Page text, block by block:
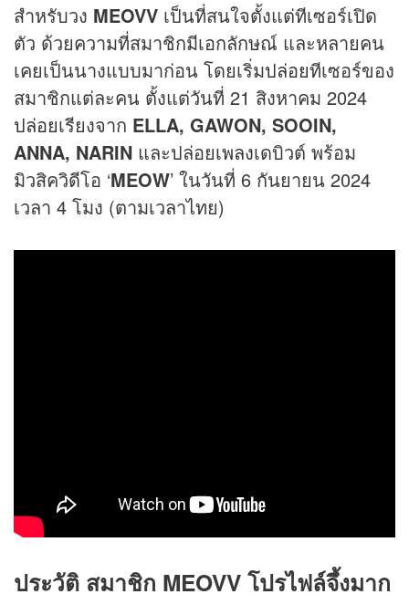
สำหรับวง MEOVV เป็นที่สนใจตั้งแต่ทีเซอร์เปิด
ตัว ด้วยความที่สมาชิกมีเอกลักษณ์ และหลายคน
เคยเป็นนางแบบมาก่อน โดยเริ่มปล่อยทีเซอร์ของ
สมาชิกแต่ละคน ตั้งแต่วันที่ 21 สิงหาคม 2024
ปล่อยเรียงจาก ELLA, GAWON, SOOIN,
ANNA, NARIN และปล่อยเพลงเดบิวต์ พร้อม
มิวสิควิดีโอ ‘MEOW’ ในวันที่ 6 กันยายน 2024
เวลา 4 โมง (ตามเวลาไทย)
ประวัติ สมาชิก MEOVV โปรไฟล์จึ้งมาก